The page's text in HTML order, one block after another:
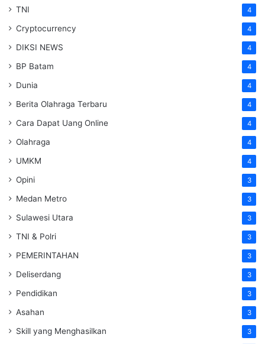
TNI 4
Cryptocurrency 4
DIKSI NEWS 4
BP Batam 4
Dunia 4
Berita Olahraga Terbaru 4
Cara Dapat Uang Online 4
Olahraga 4
UMKM 4
Opini 3
Medan Metro 3
Sulawesi Utara 3
TNI & Polri 3
PEMERINTAHAN 3
Deliserdang 3
Pendidikan 3
Asahan 3
Skill yang Menghasilkan 3